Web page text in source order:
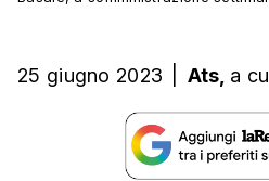
25 giugno 2023 Ats, a